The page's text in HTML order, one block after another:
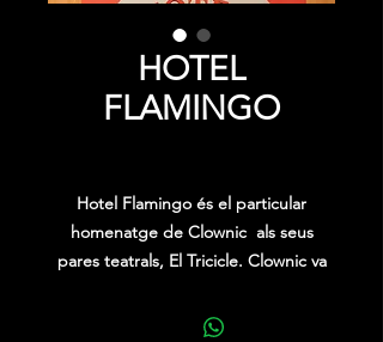
HOTEL
FLAMINGO
Hotel Flamingo és el particular
homenatge de Clownic als seus
pares teatrals, El Tricicle. Clownic va
durant molts anys, va representar els